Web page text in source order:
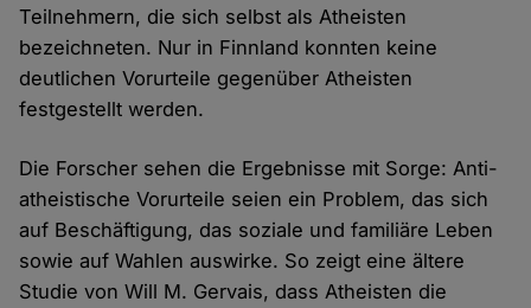
Teilnehmern, die sich selbst als Atheisten
bezeichneten. Nur in Finnland konnten keine
deutlichen Vorurteile gegenüber Atheisten
festgestellt werden.
Die Forscher sehen die Ergebnisse mit Sorge: Anti-
atheistische Vorurteile seien ein Problem, das sich
auf Beschäftigung, das soziale und familiäre Leben
sowie auf Wahlen auswirke. So zeigt eine ältere
Studie von Will M. Gervais, dass Atheisten die